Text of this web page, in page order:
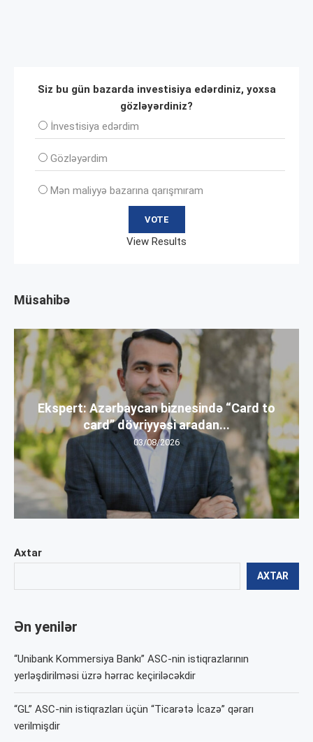
Axtar
AXTAR
Ən yenilər
“Unibank Kommersiya Bankı” ASC-nin istiqrazlarının
yerləşdirilməsi üzrə hərrac keçiriləcəkdir
“GL” ASC-nin istiqrazları üçün “Ticarətə İcazə” qərarı
verilmişdir
Siz bu gün bazarda investisiya edərdiniz, yoxsa
gözləyərdiniz?
İnvеstisiya edərdim
Gözləyərdim
Mən maliyyə bazarına qarışmıram
View Results
Müsahibə
Ekspert: Azərbaycan biznesində “Card to
card” dövriyyəsi aradan...
03/08/2026